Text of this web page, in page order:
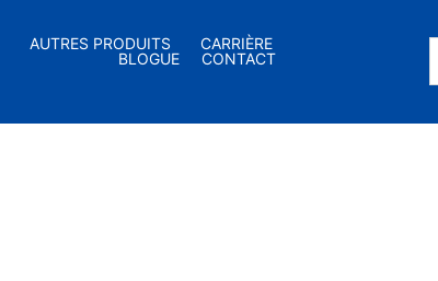
AUTRES PRODUITS
CARRIÈRE
BLOGUE
CONTACT